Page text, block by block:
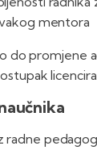
mentora
do